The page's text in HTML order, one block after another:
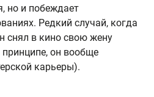
но и побеждает
Редкий случай, когда
снял в кино свою жену
он вообще
карьеры).